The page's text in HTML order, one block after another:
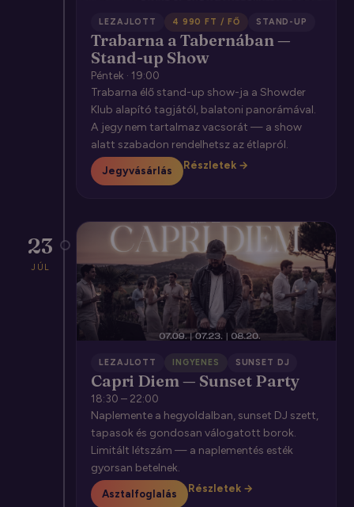
LEZAJLOTT 4 990 FT / FŐ STAND-UP
Trabarna a Tabernában —
Stand-up Show
Péntek · 19:00
Trabarna élő stand-up show-ja a Showder
Klub alapító tagjától, balatoni panorámával.
A jegy nem tartalmaz vacsorát — a show
alatt szabadon rendelhetsz az étlapról.
Jegyvásárlás Részletek →
23
JÚL
LEZAJLOTT INGYENES SUNSET DJ
Capri Diem — Sunset Party
18:30 – 22:00
Naplemente a hegyoldalban, sunset DJ szett,
tapasok és gondosan válogatott borok.
Limitált létszám — a naplementés esték
gyorsan betelnek.
Asztalfoglalás Részletek →